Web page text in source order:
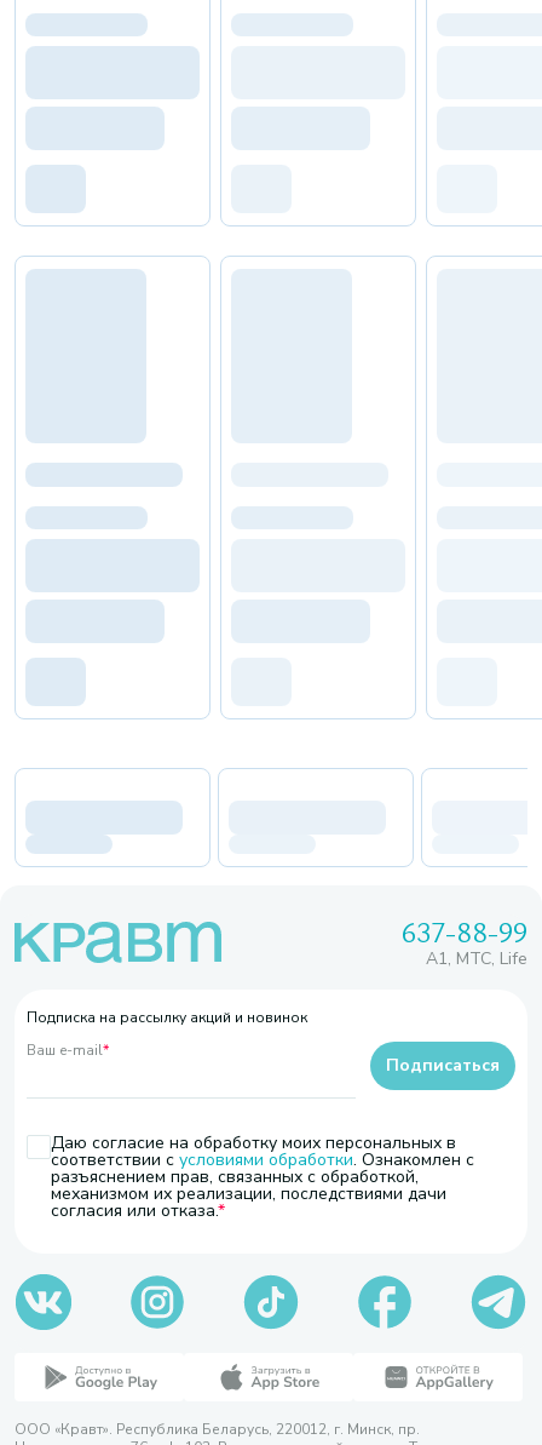
637-88-99
A1, МТС, Life
Подписка на рассылку акций и новинок
Ваш e-mail*
Даю согласие на обработку моих персональных в
соответствии с условиями обработки. Ознакомлен с
разъяснением прав, связанных с обработкой,
механизмом их реализации, последствиями дачи
согласия или отказа.
Подписаться
ООО «Кравт». Республика Беларусь, 220012, г. Минск, пр.